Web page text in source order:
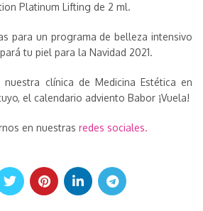
Platinum Lifting de 2 ml.
para un programa de belleza intensivo
tu piel para la Navidad 2021.
clínica de Medicina Estética en
el calendario adviento Babor ¡Vuela!
en nuestras redes sociales.